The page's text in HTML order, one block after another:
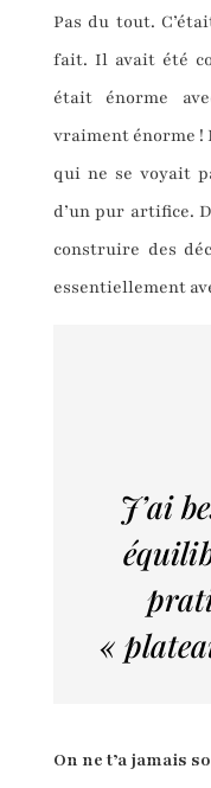
Pas du tout.
fait. Il avait été
était énorme
vraiment énorme !
qui ne se voyait
d’un pur artifice.
construire des
essentiellement
J’ai
«
On ne t’a jamais